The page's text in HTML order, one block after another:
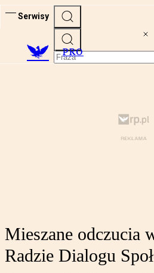
Serwisy
PRO
Mieszane odczucia
Radzie Dialogu